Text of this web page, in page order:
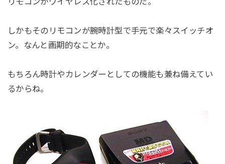
しかもそのリモコンが腕時計型で手元で楽々スイッチオ
ン。なんと画期的なことか。
もちろん時計やカレンダーとしての機能も兼ね備えてい
るからね。